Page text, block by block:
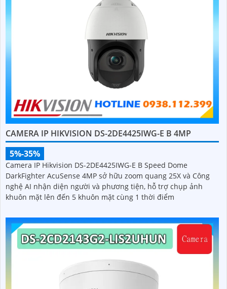
CAMERA IP HIKVISION DS-2DE4425IWG-E B 4MP
5%-35%
Camera IP Hikvision DS-2DE4425IWG-E B Speed Dome
DarkFighter AcuSense 4MP sở hữu zoom quang 25X và Công
nghệ AI nhận diện người và phương tiện, hỗ trợ chụp ảnh
khuôn mặt lên đến 5 khuôn mặt cùng 1 thời điểm